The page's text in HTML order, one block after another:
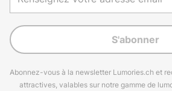
S'abonner
Abonnez-vous à la newsletter Lumories.ch et
attractives, valables sur notre gamme de